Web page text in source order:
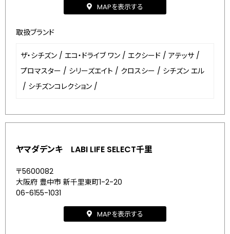
MAPを表示する
取扱ブランド
ザ・シチズン / エコ・ドライブ ワン / エクシード / アテッサ /
プロマスター / シリーズエイト / クロスシー / シチズン エル
/ シチズンコレクション /
ヤマダデンキ LABI LIFE SELECT千里
〒5600082
大阪府 豊中市 新千里東町1-2-20
06-6155-1031
MAPを表示する